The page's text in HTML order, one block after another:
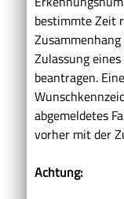
bestimmte Zeit
Zulassung
beantragen.
abgemeldetes
vorher mit der
Achtung: